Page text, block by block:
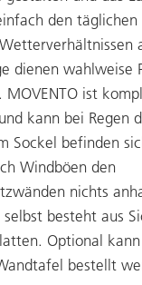
den täglichen
dienen wahlweise
MOVENTO ist
kann bei Regen
Sockel befinden
Windböen den
nichts
selbst besteht aus
Optional kann
bestellt